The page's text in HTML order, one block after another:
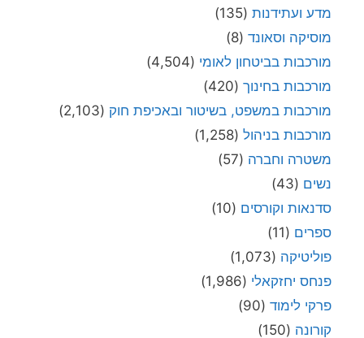
מדע ועתידנות (135)
מוסיקה וסאונד (8)
מורכבות בביטחון לאומי (4,504)
מורכבות בחינוך (420)
מורכבות במשפט, בשיטור ובאכיפת חוק (2,103)
מורכבות בניהול (1,258)
משטרה וחברה (57)
נשים (43)
סדנאות וקורסים (10)
ספרים (11)
פוליטיקה (1,073)
פנחס יחזקאלי (1,986)
פרקי לימוד (90)
קורונה (150)